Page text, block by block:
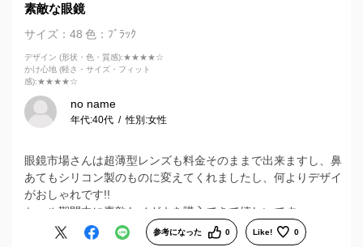
素敵な眼鏡
サイズ：48 色：ﾌﾞﾗｯｸ
デザイン (形状・色・質感):★★★★☆
かけ心地 (軽さ・サイズ・フィット
感):★★★★☆
no name
年代:40代 性別:女性
眼鏡市場さんは超薄型レンズも料金そのままで出来ますし、鼻
あてもシリコン製のものに変えてくれましたし、何よりデザイ
がおしゃれです!!
セール期間中に素敵なメガネを購入できて嬉しいです。
参考になった 0 Like! 0